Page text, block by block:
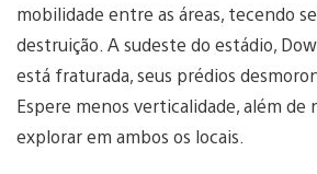
mobilidade entre as áreas, tecendo
destruição. A sudeste do estádio,
está fraturada, seus prédios
Espere menos verticalidade, além de
explorar em ambos os locais.